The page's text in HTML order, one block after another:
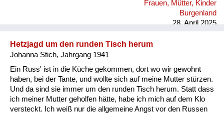
Frauen, Mütter, Kinder
Burgenland
28. April 2025
Hetzjagd um den runden Tisch herum
Johanna Stich, Jahrgang 1941
Ein Russ' ist in die Küche gekommen, dort wo wir gewohnt
haben, bei der Tante, und wollte sich auf meine Mutter stürzen.
Und da sind sie immer um den runden Tisch herum. Statt dass
ich meiner Mutter geholfen hätte, habe ich mich auf dem Klo
versteckt. Ich weiß nur die allgemeine Angst vor den Russen